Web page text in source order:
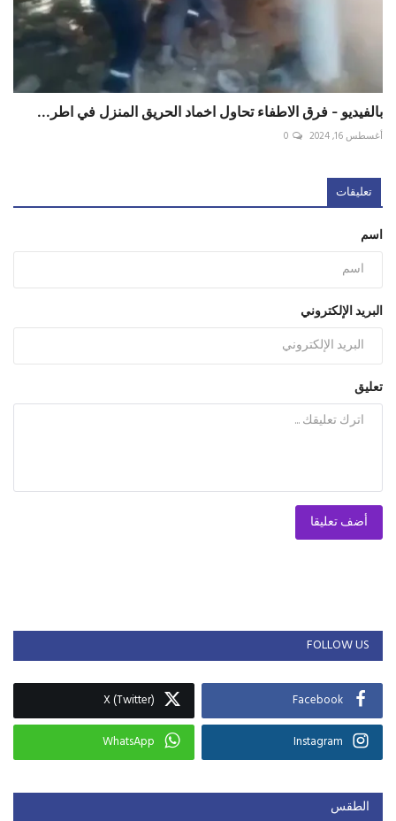
بالفيديو - فرق الاطفاء تحاول اخماد الحريق المنزل في اطر...
أغسطس 16, 2024 0
تعليقات
اسم
البريد الإلكتروني
تعليق
أضف تعليقا
FOLLOW US
Facebook
X (Twitter)
Instagram
WhatsApp
الطقس